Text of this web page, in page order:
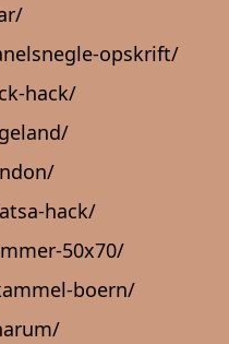
opskrift/
hack/
hack/
50x70/
boern/